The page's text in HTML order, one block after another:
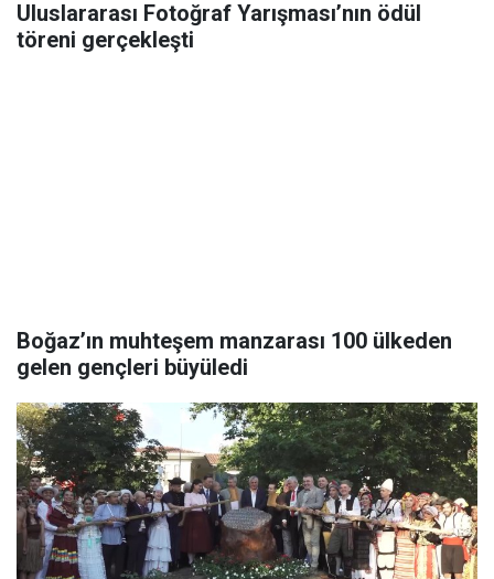
Uluslararası Fotoğraf Yarışması’nın ödül
töreni gerçekleşti
Boğaz’ın muhteşem manzarası 100 ülkeden
gelen gençleri büyüledi